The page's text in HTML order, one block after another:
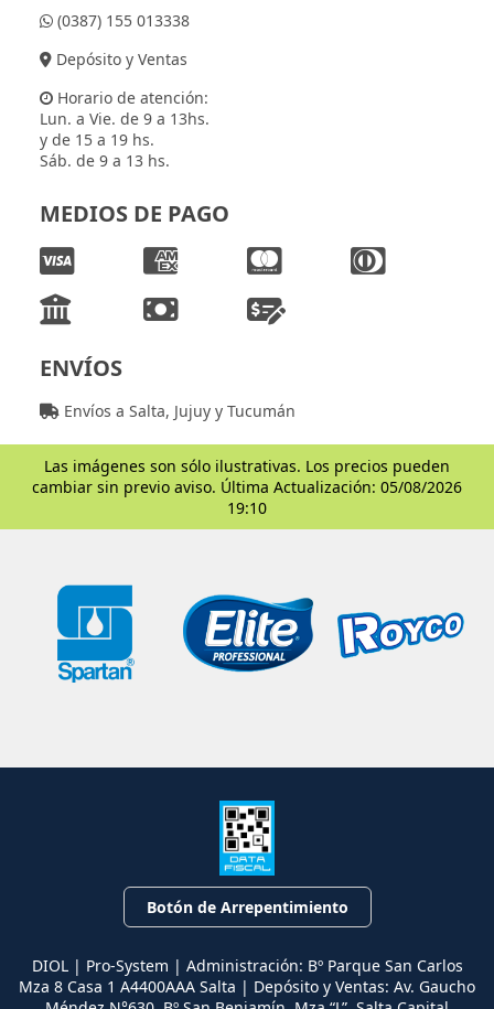
(0387) 155 013338
Depósito y Ventas
Horario de atención:
Lun. a Vie. de 9 a 13hs.
y de 15 a 19 hs.
Sáb. de 9 a 13 hs.
MEDIOS DE PAGO
ENVÍOS
Envíos a Salta, Jujuy y Tucumán
Las imágenes son sólo ilustrativas. Los precios pueden
cambiar sin previo aviso. Última Actualización: 05/08/2026
19:10
Botón de Arrepentimiento
DIOL | Pro-System | Administración: Bº Parque San Carlos
Mza 8 Casa 1 A4400AAA Salta | Depósito y Ventas: Av. Gaucho